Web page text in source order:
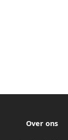
Over ons